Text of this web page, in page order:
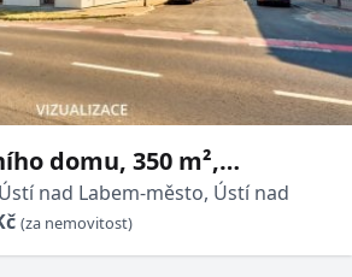
domu, 350 m²,
nad Labem
nad Labem-město, Ústí nad
(za nemovitost)